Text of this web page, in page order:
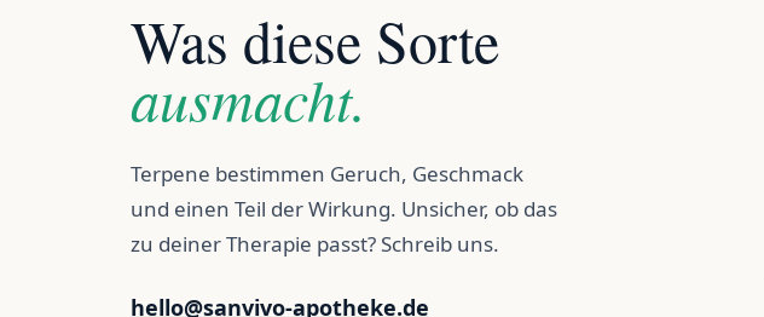
Was diese Sorte
ausmacht.
Terpene bestimmen Geruch, Geschmack
und einen Teil der Wirkung. Unsicher, ob das
zu deiner Therapie passt? Schreib uns.
hello@sanvivo-apotheke.de